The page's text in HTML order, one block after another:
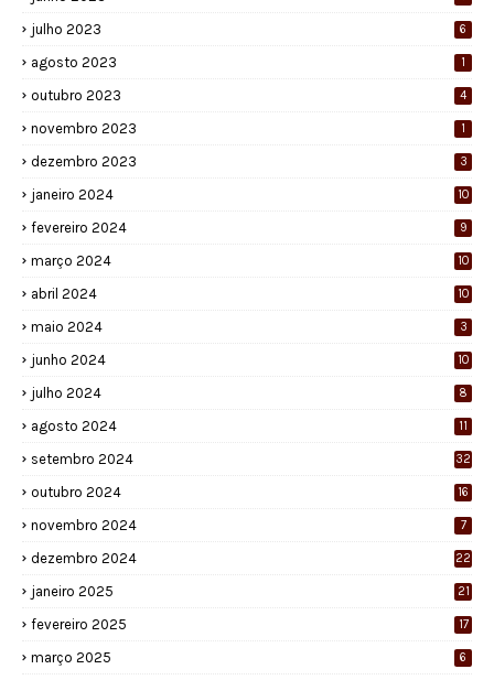
julho 2023 6
agosto 2023 1
outubro 2023 4
novembro 2023 1
dezembro 2023 3
janeiro 2024 10
fevereiro 2024 9
março 2024 10
abril 2024 10
maio 2024 3
junho 2024 10
julho 2024 8
agosto 2024 11
setembro 2024 32
outubro 2024 16
novembro 2024 7
dezembro 2024 22
janeiro 2025 21
fevereiro 2025 17
março 2025 6